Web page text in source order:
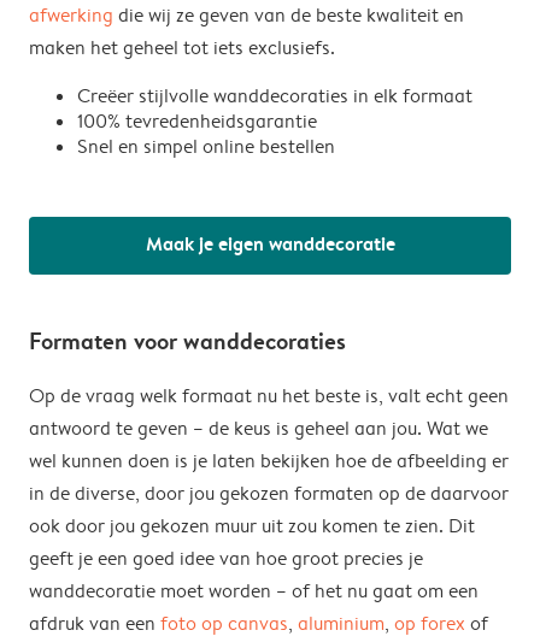
afwerking die wij ze geven van de beste kwaliteit en
maken het geheel tot iets exclusiefs.
Creëer stijlvolle wanddecoraties in elk formaat
100% tevredenheidsgarantie
Snel en simpel online bestellen
Maak je eigen wanddecoratie
Formaten voor wanddecoraties
Op de vraag welk formaat nu het beste is, valt echt geen
antwoord te geven – de keus is geheel aan jou. Wat we
wel kunnen doen is je laten bekijken hoe de afbeelding er
in de diverse, door jou gekozen formaten op de daarvoor
ook door jou gekozen muur uit zou komen te zien. Dit
geeft je een goed idee van hoe groot precies je
wanddecoratie moet worden – of het nu gaat om een
afdruk van een foto op canvas, aluminium, op forex of